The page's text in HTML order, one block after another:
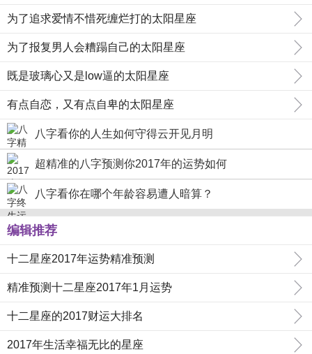
为了追求爱情不惜死缠烂打的太阳星座
为了报复男人会糟蹋自己的太阳星座
既是玻璃心又是low逼的太阳星座
有点自恋，又有点自卑的太阳星座
八字看你的人生如何守得云开见月明
超精准的八字预测你2017年的运势如何
八字看你在哪个年龄容易遭人暗算？
编辑推荐
十二星座2017年运势精准预测
精准预测十二星座2017年1月运势
十二星座的2017财运大排名
2017年生活幸福无比的星座